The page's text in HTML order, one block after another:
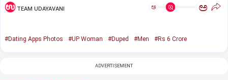
TEAM UDAYAVANI ಅ ಅ
#Dating Apps Photos #UP Woman #Duped #Men #Rs 6 Crore
ADVERTISEMENT